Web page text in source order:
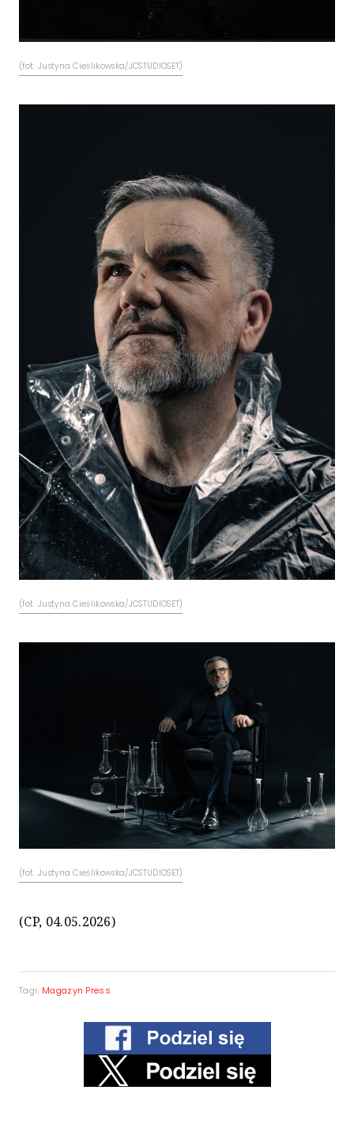
(fot. Justyna Cieślikowska/JCSTUDIOSET)
(fot. Justyna Cieślikowska/JCSTUDIOSET)
(fot. Justyna Cieślikowska/JCSTUDIOSET)
(CP, 04.05.2026)
Tagi: Magazyn Press